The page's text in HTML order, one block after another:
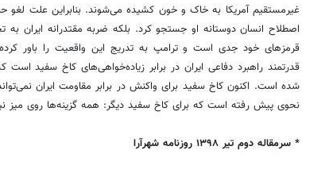
غیرمستقیم آمریکا به خاک و خون کشیده می‌شوند. بنابراین علت لغو
اصطلاح انسان دوستانه او جستجو کرد. بلکه ضربه مقتدرانه ایران
قرمزهای خود جدی است و ترامپ به تدریج این واقعیت را باور
قدرتمند راهبرد دفاعی ایران در برابر زیاده‌خواهی‌های کاخ سفید است
شده است. اکنون کاخ سفید برای واکنش در برابر مقاومت ایران
نحوی پیش رفته است که برای کاخ سفید دیگر: همه گزینه‌ها روی میز
* سرمقاله دوم تیر ۱۳۹۸ روزنامه شهرآرا